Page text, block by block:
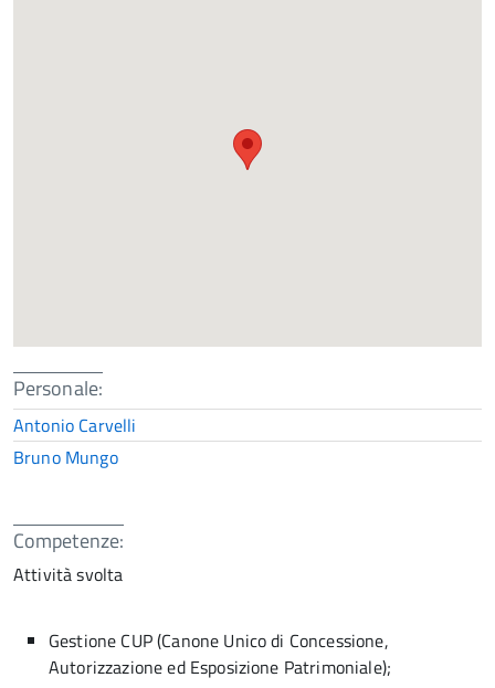
Personale:
Antonio Carvelli
Bruno Mungo
Competenze:
Attività svolta
Gestione CUP (Canone Unico di Concessione,
Autorizzazione ed Esposizione Patrimoniale);